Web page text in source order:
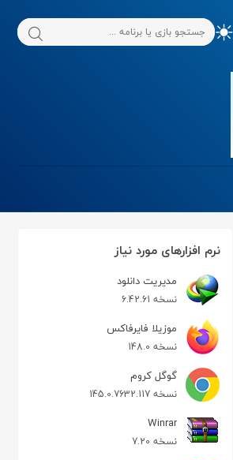
نرم افزارهای مورد نیاز
مدیریت دانلود
نسخه 6.42.61
موزیلا فایرفاکس
نسخه 148.0
گوگل کروم
نسخه 145.0.7632.117
Winrar
نسخه 7.20